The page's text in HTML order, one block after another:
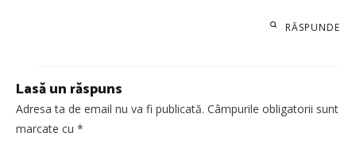
RĂSPUNDE
Lasă un răspuns
Adresa ta de email nu va fi publicată. Câmpurile obligatorii sunt
marcate cu *